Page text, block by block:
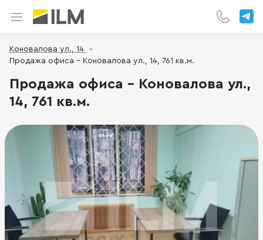
Коновалова ул., 14
Продажа офиса - Коновалова ул., 14, 761 кв.м.
Продажа офиса - Коновалова ул.,
14, 761 кв.м.